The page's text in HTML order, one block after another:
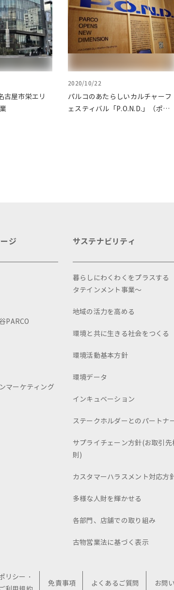
古屋市栄エリ
2020/10/22
パルコのあたらしいカルチャーフ
ェスティバル「P.O.N.D.」（ポン
ジ
PARCO
マーケティング
サステナビリティ
暮らしにわくわくをプラスす
タテインメント事業～
地域の活力を高める
環境と共に生きる社会をつくる
環境活動基本方針
環境データ
インキュベーション
ステークホルダーとのパートナ
サプライチェーン方針(お取引先
則)
カスタマーハラスメント対応方
多様な人財を輝かせる
各部門、店舗での取り組み
古物営業法に基づく表示
リシー・
免責事項 よくあるご質問 お問